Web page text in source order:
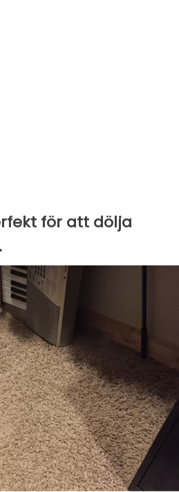
för att dölja